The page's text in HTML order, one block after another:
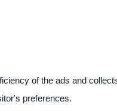
of the ads and
preferences.